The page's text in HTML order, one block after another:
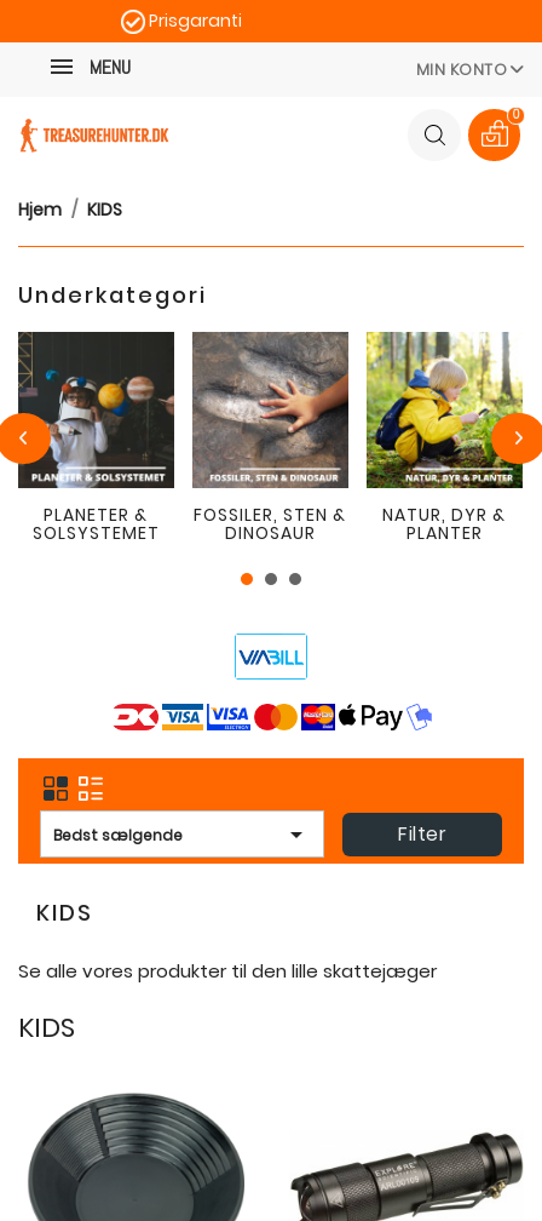
Prisgaranti
MENU MIN KONTO
0
Hjem KIDS
Underkategori
PLANETER &
SOLSYSTEMET
FOSSILER, STEN &
DINOSAUR
NATUR, DYR &
PLANTER
Bedst sælgende  Filter
KIDS
Se alle vores produkter til den lille skattejæger
KIDS